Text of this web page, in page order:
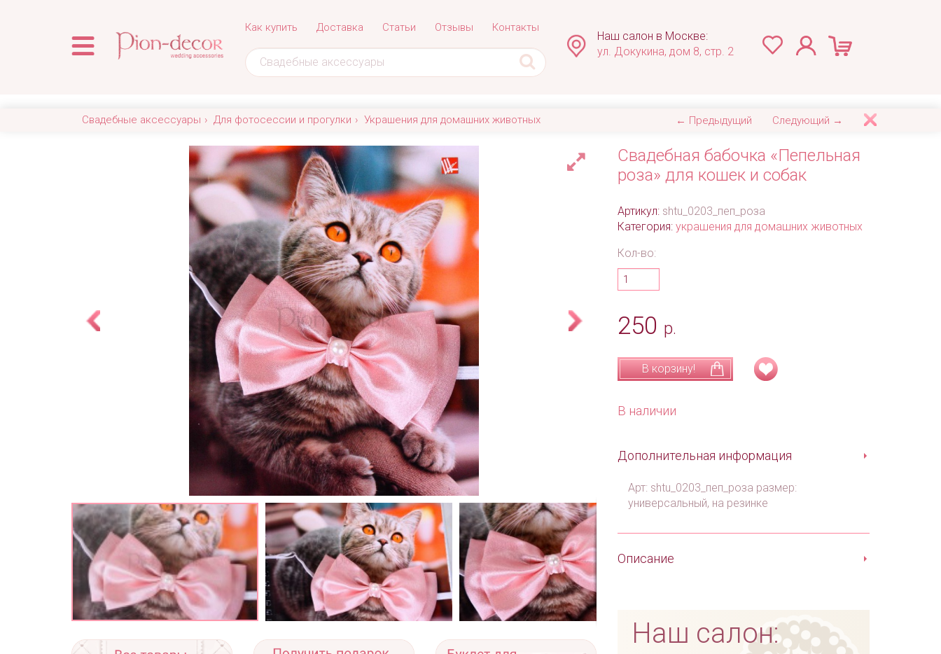
Как купить Доставка Статьи Отзывы Контакты
Наш салон в Москве:
ул. Докукина, дом 8, стр. 2
Свадебные аксессуары Для фотосессии и прогулки Украшения для домашних животных ← Предыдущий Следующий →
Свадебная бабочка «Пепельная
роза» для кошек и собак
Артикул: shtu_0203_пеп_роза
Категория: украшения для домашних животных
Кол-во:
250 р.
В корзину!
В наличии
Дополнительная информация
Арт: shtu_0203_пеп_роза размер:
универсальный, на резинке
Описание
Наш салон: